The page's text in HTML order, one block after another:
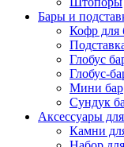
Бары и
Кофр для
Глобус
Глобус-
Мини бар
Сундук
Аксессуары
Камни